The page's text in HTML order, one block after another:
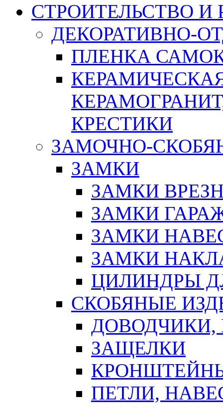
СТРОИТЕЛЬСТВО И
ДЕКОРАТИВНО-
ПЛЕНКА
КРЕСТИКИ
ЗАМОЧНО-
ЗАМКИ
ЗАМКИ
ЗАМКИ
ЗАМКИ
ЗАМКИ
ЦИЛИНДРЫ
СКОБЯНЫЕ
ЗАЩЕЛКИ
ПЕТЛИ,